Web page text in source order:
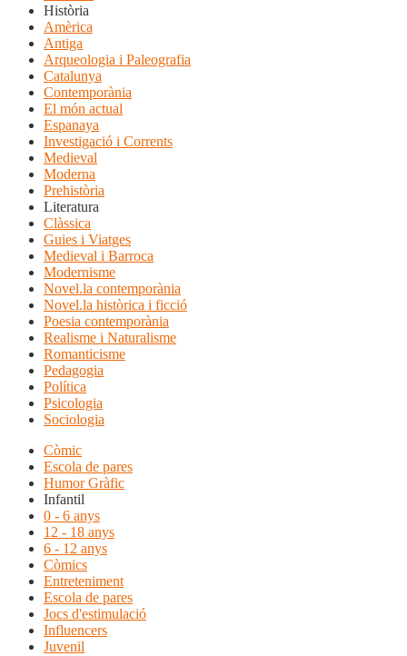
Història
Amèrica
Antiga
Arqueologia i Paleografia
Catalunya
Contemporània
El món actual
Espanaya
Investigació i Corrents
Medieval
Moderna
Prehistòria
Literatura
Clàssica
Guies i Viatges
Medieval i Barroca
Modernisme
Novel.la contemporània
Novel.la històrica i ficció
Poesia contemporània
Realisme i Naturalisme
Romanticisme
Pedagogia
Política
Psicologia
Sociologia
Còmic
Escola de pares
Humor Gràfic
Infantil
0 - 6 anys
12 - 18 anys
6 - 12 anys
Còmics
Entreteniment
Escola de pares
Jocs d'estimulació
Influencers
Juvenil